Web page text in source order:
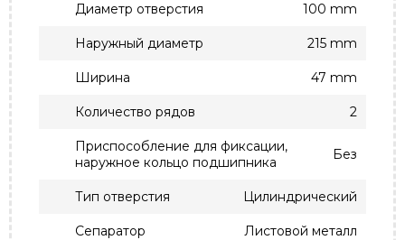
Диаметр отверстия 100 mm
Наружный диаметр 215 mm
Ширина 47 mm
Количество рядов 2
Приспособление для фиксации,
наружное кольцо подшипника
Без
Тип отверстия Цилиндрический
Сепаратор Листовой металл